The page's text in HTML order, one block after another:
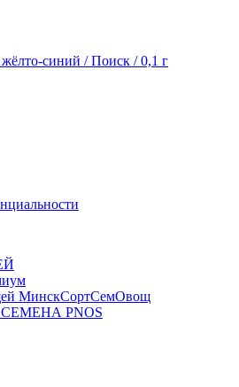
синий / Поиск / 0,1 г
МинскСортСемОвощ
PNOS